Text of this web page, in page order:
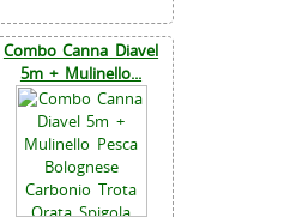
Combo Canna Diavel
5m + Mulinello...